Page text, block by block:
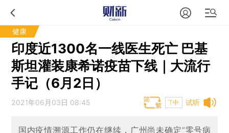
健康
印度近1300名一线医生死亡 巴基
斯坦灌装康希诺疫苗下线｜大流行
手记（6月2日）
试听
2021年06月03日 08:45 T中
国内疫情溯源工作仍在继续，广州尚未确定“零号病